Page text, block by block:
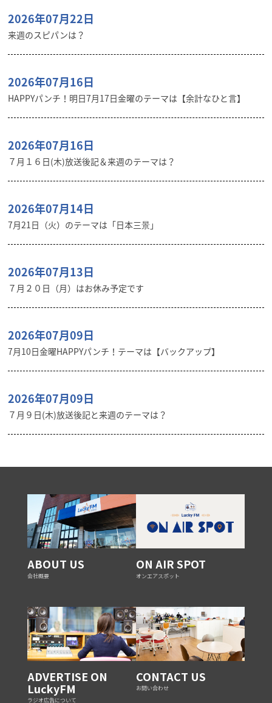
2026年07月22日
来週のスピパンは？
2026年07月16日
HAPPYパンチ！明日7月17日金曜のテーマは【余計なひと言】
2026年07月16日
７月１６日(木)放送後記＆来週のテーマは？
2026年07月14日
7月21日（火）のテーマは「日本三景」
2026年07月13日
７月２０日（月）はお休み予定です
2026年07月09日
7月10日金曜HAPPYパンチ！テーマは【バックアップ】
2026年07月09日
７月９日(木)放送後記と来週のテーマは？
ABOUT US
会社概要
ON AIR SPOT
オンエアスポット
ADVERTISE ON
LuckyFM
ラジオ広告について
CONTACT US
お問い合わせ